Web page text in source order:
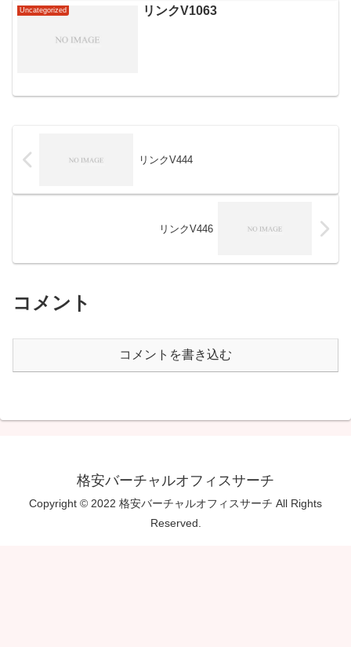
払いに影響を及ぼす可能性があります。
さらに、住所貸しを悪用して...
Uncategorized リンクV1063
リンクV444
リンクV446
コメント
コメントを書き込む
格安バーチャルオフィスサーチ
Copyright © 2022 格安バーチャルオフィスサーチ All Rights
Reserved.